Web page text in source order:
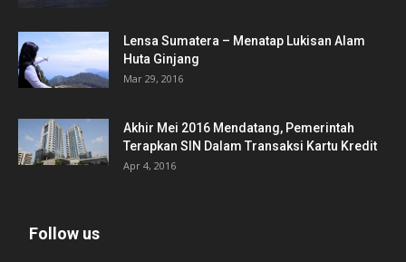
Lensa Sumatera – Menatap Lukisan Alam
Huta Ginjang
Mar 29, 2016
Akhir Mei 2016 Mendatang, Pemerintah
Terapkan SIN Dalam Transaksi Kartu Kredit
Apr 4, 2016
Follow us